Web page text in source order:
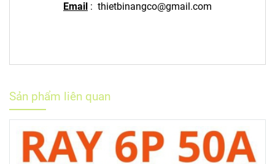
Email : thietbinangco@gmail.com
Sản phẩm liên quan